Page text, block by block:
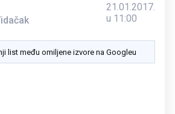
21.01.2017.
u 11:00
list među omiljene izvore na Googleu